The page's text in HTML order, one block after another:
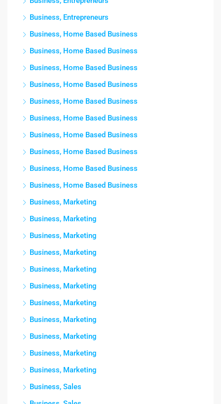
Business, Entrepreneurs
Business, Home Based Business
Business, Home Based Business
Business, Home Based Business
Business, Home Based Business
Business, Home Based Business
Business, Home Based Business
Business, Home Based Business
Business, Home Based Business
Business, Home Based Business
Business, Home Based Business
Business, Marketing
Business, Marketing
Business, Marketing
Business, Marketing
Business, Marketing
Business, Marketing
Business, Marketing
Business, Marketing
Business, Marketing
Business, Marketing
Business, Marketing
Business, Sales